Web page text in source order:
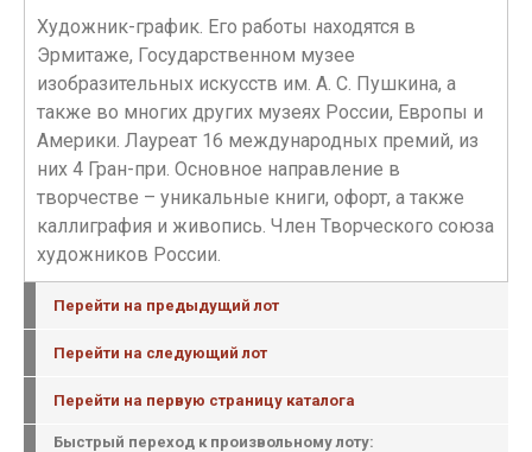
Художник-график. Его работы находятся в
Эрмитаже, Государственном музее
изобразительных искусств им. А. С. Пушкина, а
также во многих других музеях России, Европы и
Америки. Лауреат 16 международных премий, из
них 4 Гран-при. Основное направление в
творчестве – уникальные книги, офорт, а также
каллиграфия и живопись. Член Творческого союза
художников России.
Перейти на предыдущий лот
Перейти на следующий лот
Перейти на первую страницу каталога
Быстрый переход к произвольному лоту: